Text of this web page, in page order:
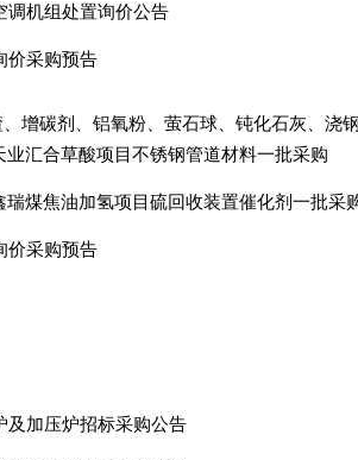
调机组处置询价公告
价采购预告
增碳剂、铝氧粉、萤石球、钝化石灰、浇
业汇合草酸项目不锈钢管道材料一批采购
瑞煤焦油加氢项目硫回收装置催化剂一批采
价采购预告
及加压炉招标采购公告